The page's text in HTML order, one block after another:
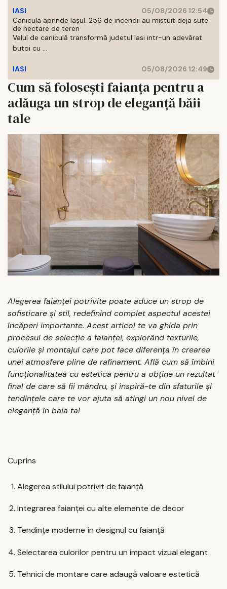
IASI
05/08/2026 12:54
Canicula aprinde Iașul. 256 de incendii au mistuit deja sute
de hectare de teren
Valul de caniculă transformă judetul Iasi intr-un adevărat
butoi cu ...
IASI 05/08/2026 12:49
Cum să folosești faianța pentru a
adăuga un strop de eleganță băii
tale
Alegerea faianței potrivite poate aduce un strop de
sofisticare și stil, redefinind complet aspectul acestei
încăperi importante. Acest articol te va ghida prin
procesul de selecție a faianței, explorând texturile,
culorile și montajul care pot face diferența în crearea
unei atmosfere pline de rafinament. Află cum să îmbini
funcționalitatea cu estetica pentru a obține un rezultat
final de care să fii mândru, și inspiră-te din sfaturile și
tendințele care te vor ajuta să atingi un nou nivel de
eleganță în baia ta!
Cuprins
Alegerea stilului potrivit de faianță
Integrarea faianței cu alte elemente de decor
Tendințe moderne în designul cu faianță
Selectarea culorilor pentru un impact vizual elegant
Tehnici de montare care adaugă valoare estetică